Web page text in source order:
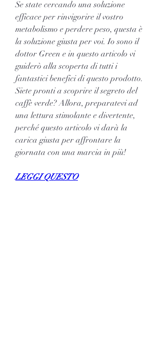
Se state cercando una soluzione
efficace per rinvigorire il vostro
metabolismo e perdere peso, questa è
la soluzione giusta per voi. Io sono il
dottor Green e in questo articolo vi
guiderò alla scoperta di tutti i
fantastici benefici di questo prodotto.
Siete pronti a scoprire il segreto del
caffè verde? Allora, preparatevi ad
una lettura stimolante e divertente,
perché questo articolo vi darà la
carica giusta per affrontare la
giornata con una marcia in più!
LEGGI QUESTO